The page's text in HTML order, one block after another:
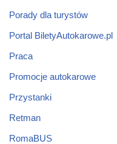
Porady dla turystów
Portal BiletyAutokarowe.pl
Praca
Promocje autokarowe
Przystanki
Retman
RomaBUS